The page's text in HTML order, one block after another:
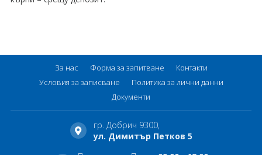
За нас Форма за запитване
Контакти
Условия за записване
Политика за лични данни
Документи
гр. Добрич 9300,
ул. Димитър Петков 5